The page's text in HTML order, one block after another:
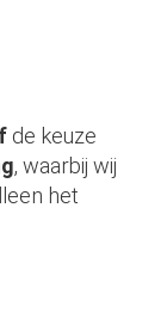
de keuze
, waarbij wij
het